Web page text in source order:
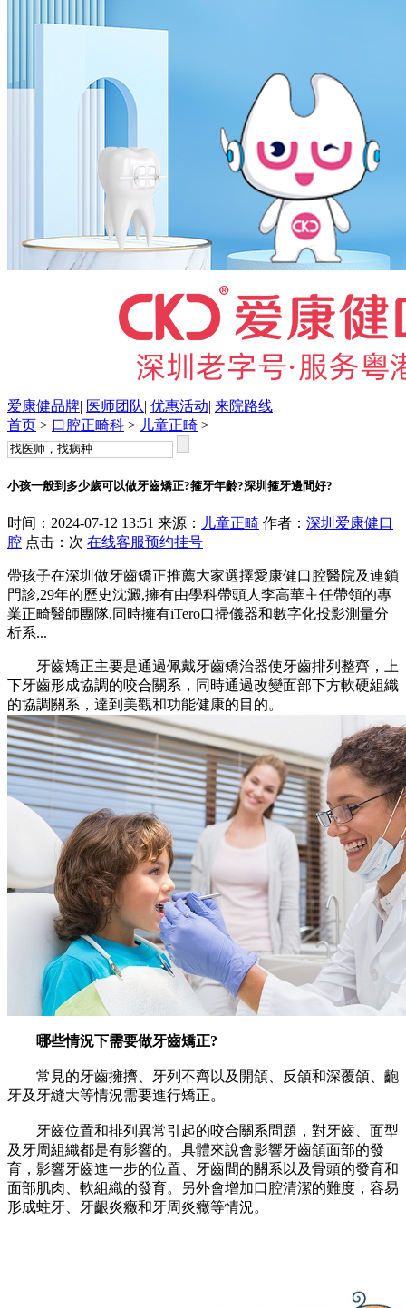
爱康健品牌| 医师团队| 优惠活动| 来院路线
首页 > 口腔正畸科 > 儿童正畸 >
小孩一般到多少歲可以做牙齒矯正?箍牙年齡?深圳箍牙邊間好?
时间：2024-07-12 13:51 来源： 儿童正畸 作者： 深圳爱康健口
腔 点击： 次 在线客服预约挂号
帶孩子在深圳做牙齒矯正推薦大家選擇愛康健口腔醫院及連鎖
門診,29年的歷史沈澱,擁有由學科帶頭人李高華主任帶領的專
業正畸醫師團隊,同時擁有iTero口掃儀器和數字化投影測量分
析系...
牙齒矯正主要是通過佩戴牙齒矯治器使牙齒排列整齊，上
下牙齒形成協調的咬合關系，同時通過改變面部下方軟硬組織
的協調關系，達到美觀和功能健康的目的。
哪些情況下需要做牙齒矯正?
常見的牙齒擁擠、牙列不齊以及開頜、反頜和深覆頜、齙
牙及牙縫大等情況需要進行矯正。
牙齒位置和排列異常引起的咬合關系問題，對牙齒、面型
及牙周組織都是有影響的。具體來說會影響牙齒頜面部的發
育，影響牙齒進一步的位置、牙齒間的關系以及骨頭的發育和
面部肌肉、軟組織的發育。另外會增加口腔清潔的難度，容易
形成蛀牙、牙齦炎癥和牙周炎癥等情況。